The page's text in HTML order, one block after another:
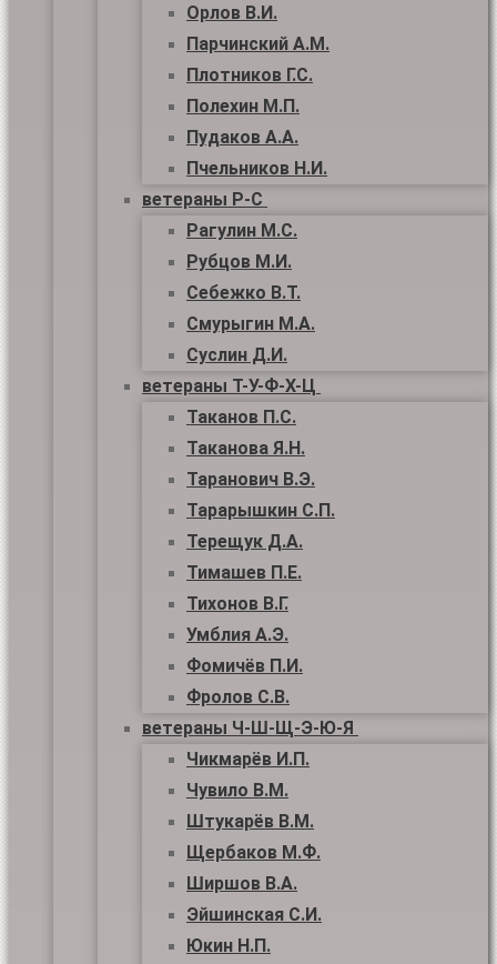
Орлов В.И.
Парчинский А.М.
Плотников Г.С.
Полехин М.П.
Пудаков А.А.
Пчельников Н.И.
ветераны Р-С
Рагулин М.С.
Рубцов М.И.
Себежко В.Т.
Смурыгин М.А.
Суслин Д.И.
ветераны Т-У-Ф-Х-Ц
Таканов П.С.
Таканова Я.Н.
Таранович В.Э.
Тарарышкин С.П.
Терещук Д.А.
Тимашев П.Е.
Тихонов В.Г.
Умблия А.Э.
Фомичёв П.И.
Фролов С.В.
ветераны Ч-Ш-Щ-Э-Ю-Я
Чикмарёв И.П.
Чувило В.М.
Штукарёв В.М.
Щербаков М.Ф.
Ширшов В.А.
Эйшинская С.И.
Юкин Н.П.